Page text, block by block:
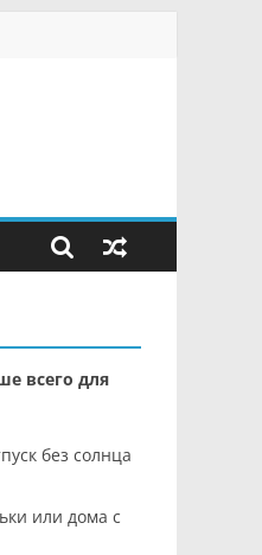
всего для
без солнца
или дома с